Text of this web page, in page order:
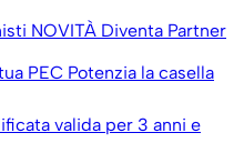
NOVITÀ Diventa Partner
PEC Potenzia la casella
valida per 3 anni e